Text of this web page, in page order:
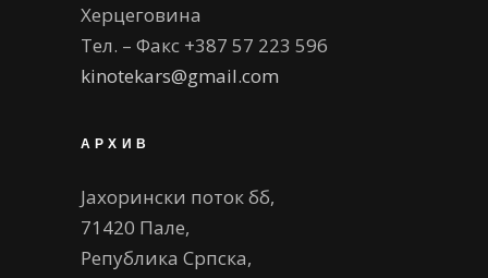
Херцеговина
Тел. – Факс +387 57 223 596
kinotekars@gmail.com
АРХИВ
Јахорински поток бб,
71420 Пале,
Република Српска,